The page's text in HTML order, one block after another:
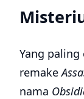
Yang
remake
nama